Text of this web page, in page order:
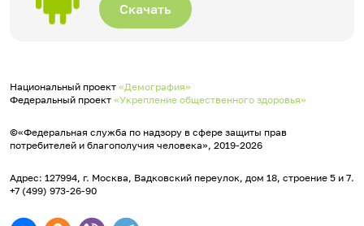
Скачать
Национальный проект «Демография»
Федеральный проект «Укрепление общественного здоровья»
©«Федеральная служба по надзору в сфере защиты прав
потребителей и благополучия человека», 2019-2026
Адрес: 127994, г. Москва, Вадковский переулок, дом 18, строение 5 и 7.
+7 (499) 973-26-90